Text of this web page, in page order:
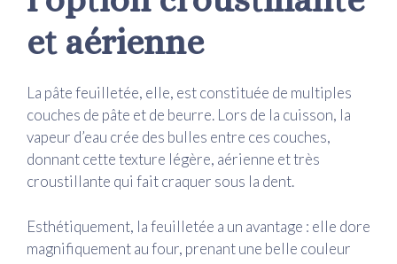
et aérienne
La pâte feuilletée, elle, est constituée de multiples
couches de pâte et de beurre. Lors de la cuisson, la
vapeur d’eau crée des bulles entre ces couches,
donnant cette texture légère, aérienne et très
croustillante qui fait craquer sous la dent.
Esthétiquement, la feuilletée a un avantage : elle dore
magnifiquement au four, prenant une belle couleur